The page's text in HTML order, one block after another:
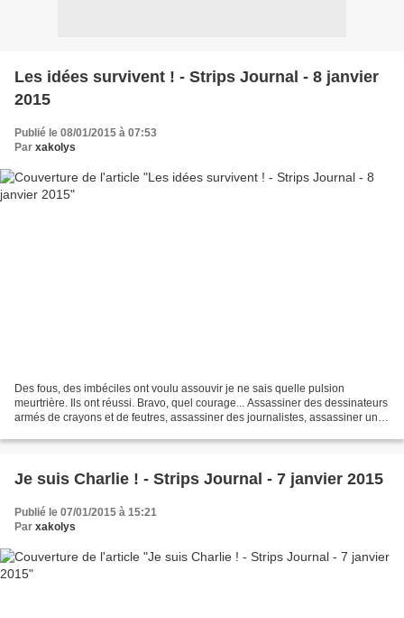
Les idées survivent ! - Strips Journal - 8 janvier
2015
Publié le 08/01/2015 à 07:53
Par xakolys
Des fous, des imbéciles ont voulu assouvir je ne sais quelle pulsion
meurtrière. Ils ont réussi. Bravo, quel courage... Assassiner des dessinateurs
armés de crayons et de feutres, assassiner des journalistes, assassiner une
Je suis Charlie ! - Strips Journal - 7 janvier 2015
Publié le 07/01/2015 à 15:21
Par xakolys